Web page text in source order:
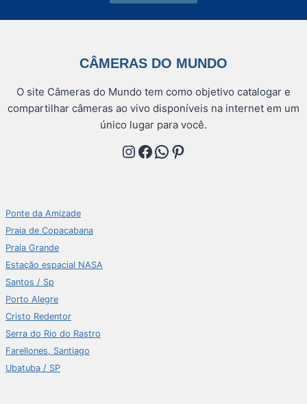
CÂMERAS DO MUNDO
O site Câmeras do Mundo tem como objetivo catalogar e
compartilhar câmeras ao vivo disponíveis na internet em um
único lugar para você.
Instagram
Facebook
WhatsApp
Pinterest
Ponte da Amizade
Praia de Copacabana
Praia Grande
Estação espacial NASA
Santos / Sp
Porto Alegre
Cristo Redentor
Serra do Rio do Rastro
Farellones, Santiago
Ubatuba / SP